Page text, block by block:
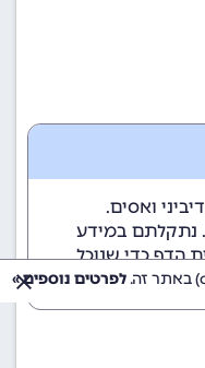
ואסים.
נתקלתם במידע
הדף כדי שנוכל
לפרטים נוספים »